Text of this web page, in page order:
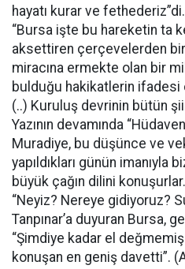
hayatı kurar ve fethederiz”di.
“Bursa işte bu hareketin ta
aksettiren çerçevelerden
miracına ermekte olan bir
bulduğu hakikatlerin ifadesi
(..) Kuruluş devrinin bütün
Yazının devamında
Muradiye, bu düşünce ve
yapıldıkları günün
büyük çağın dilini
“Neyiz? Nereye gidiyoruz?
Tanpınar’a duyuran Bursa,
“Şimdiye kadar el
konuşan en geniş davetti”.